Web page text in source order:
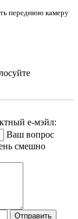
переднюю камеру
е-мэйл:
Ваш вопрос